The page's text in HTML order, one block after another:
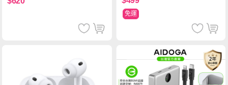
免運